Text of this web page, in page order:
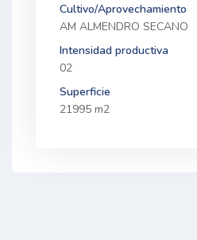
Cultivo/Aprovechamiento
AM ALMENDRO SECANO
Intensidad productiva
02
Superficie
21995 m2